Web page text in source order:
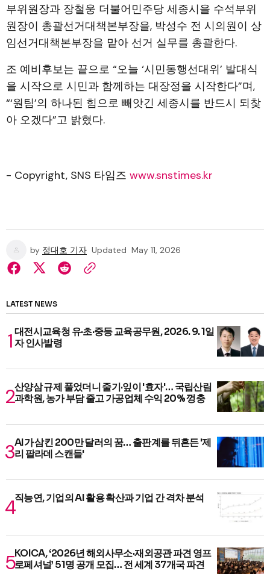
부위원장과 장철웅 더불어민주당 세종시을 수석부위
원장이 총괄선거대책본부장을, 박성수 전 시의원이 상
임선거대책본부장을 맡아 선거 실무를 총괄한다.
조 예비후보는 끝으로 “오늘 ‘시민동행선대위’ 발대식
을 시작으로 시민과 함께하는 대장정을 시작한다”며,
“‘원팀’의 하나된 힘으로 빼앗긴 세종시를 반드시 되찾
아 오겠다”고 밝혔다.
- Copyright, SNS 타임즈 www.snstimes.kr
by 정대호 기자 Updated May 11, 2026
LATEST NEWS
대전시교육청 유·초·중등 교육공무원, 2026. 9. 1일
자 인사발령
산양삼 규제 풀었더니 줄기·잎이 '효자'… 국립산림
과학원, 농가 부담 줄고 가공업체 수익 20% 껑충
AI가 삼킨 200만 달러의 꿈… 출판계를 뒤흔든 '제
리 팔라데 스캔들'
직능연, 기업의 AI 활용 확산과 기업 간 격차 분석
KOICA, ‘2026년 해외사무소·재외공관 파견 영프
로페셔널’ 51명 공개 모집… 전 세계 37개국 파견